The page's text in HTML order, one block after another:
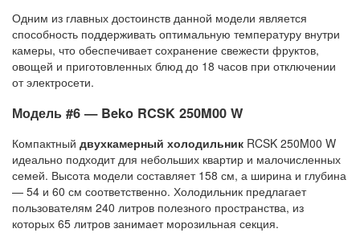
Одним из главных достоинств данной модели является
способность поддерживать оптимальную температуру внутри
камеры, что обеспечивает сохранение свежести фруктов,
овощей и приготовленных блюд до 18 часов при отключении
от электросети.
Модель #6 — Beko RCSK 250M00 W
Компактный двухкамерный холодильник RCSK 250M00 W
идеально подходит для небольших квартир и малочисленных
семей. Высота модели составляет 158 см, а ширина и глубина
— 54 и 60 см соответственно. Холодильник предлагает
пользователям 240 литров полезного пространства, из
которых 65 литров занимает морозильная секция.